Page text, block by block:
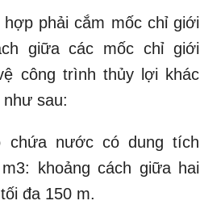
phải cắm mốc chỉ giới
giữa các mốc chỉ giới
công trình thủy lợi khác
sau:
nước có dung tích
khoảng cách giữa hai
đa 150 m.